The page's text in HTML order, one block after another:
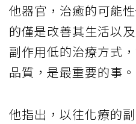
他器官，治癒的可能
的僅是改善其生活以
副作用低的治療方式
品質，是最重要的事。
他指出，以往化療的